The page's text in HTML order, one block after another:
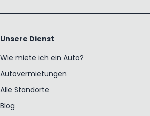
Unsere Dienst
Wie miete ich ein Auto?
Autovermietungen
Alle Standorte
Blog